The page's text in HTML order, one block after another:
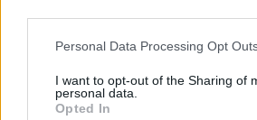
Personal Data Processing Opt
I want to opt-out of the Sharing of
personal data.
Opted In